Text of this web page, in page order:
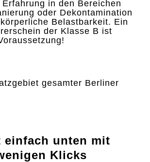
in den Bereichen
oder Dekontamination
Belastbarkeit. Ein
der Klasse B ist
gesamter Berliner
einfach unten mit
Klicks